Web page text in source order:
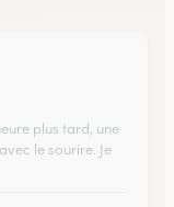
plus tard, une
le sourire. Je